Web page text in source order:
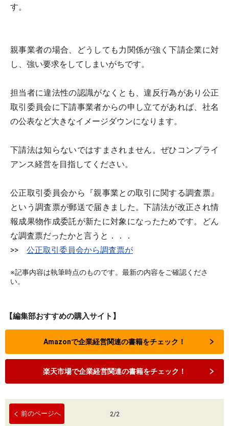
す。
親事業者の場合、どうしても力関係が強く下請企業に対
し、強い要求をしてしまいがちです。
担当者に違法性の認識がなくとも、違反行為があり公正
取引委員会に下請事業者からの申し立てがあれば、社名
の公表など大きなイメージダウンになります。
下請法は知らないではすまされません。ぜひコンプライ
アンス経営を目指してください。
公正取引委員会から『親事業との取引に関する調査票』
という調査票が郵送で届きました。下請法が改正され情
報成果物作成委託が新たに対象になったためです。どん
な調査票だったかと言うと．．．
>> 公正取引委員会から調査票が
※記事内容は執筆時点のものです。最新の内容をご確認くださ
い。
【編集部おすすめの購入サイト】
Amazonで企業経営関連の書籍をチェック！
楽天市場で企業経営関連の書籍をチェック！
前のページへ 2/2